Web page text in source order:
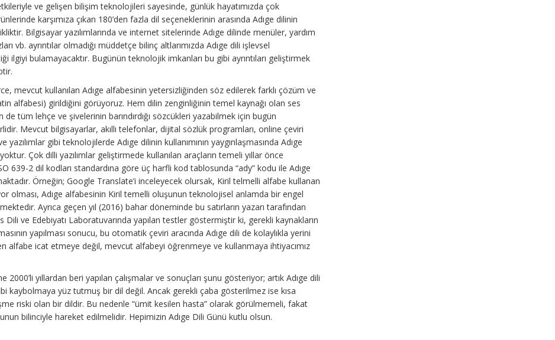
ve gelişen bilişim teknolojileri sayesinde, günlük hayatımızda çok
karşımıza çıkan 180’den fazla dil seçeneklerinin arasında Adıge dilinin
Bilgisayar yazılımlarında ve internet sitelerinde Adıge dilinde menüler, yardım
vb. ayrıntılar olmadığı müddetçe bilinç altlarımızda Adıge dili işlevsel
ilgiyi bulamayacaktır. Bugünün teknolojik imkanları bu gibi ayrıntıları geliştirmek
mevcut kullanılan Adıge alfabesinin yetersizliğinden söz edilerek farklı çözüm ve
alfabesi) girildiğini görüyoruz. Hem dilin zenginliğinin temel kaynağı olan ses
tüm lehçe ve şivelerinin barındırdığı sözcükleri yazabilmek için bugün
Mevcut bilgisayarlar, akıllı telefonlar, dijital sözlük programları, online çeviri
yazılımlar gibi teknolojilerde Adıge dilinin kullanımının yaygınlaşmasında Adıge
Çok dilli yazılımlar geliştirmede kullanılan araçların temeli yıllar önce
639-2 dil kodları standardına göre üç harfli kod tablosunda “ady” kodu ile Adıge
Örneğin; Google Translate’i inceleyecek olursak, Kiril telmelli alfabe kullanan
olması, Adıge alfabesinin Kiril temelli oluşunun teknolojisel anlamda bir engel
Ayrıca geçen yıl (2016) bahar döneminde bu satırların yazarı tarafından
Dili ve Edebiyatı Laboratuvarında yapılan testler göstermiştir ki, gerekli kaynakların
yapılması sonucu, bu otomatik çeviri aracında Adıge dili de kolaylıkla yerini
alfabe icat etmeye değil, mevcut alfabeyi öğrenmeye ve kullanmaya ihtiyacımız
2000’li yıllardan beri yapılan çalışmalar ve sonuçları şunu gösteriyor; artık Adıge dili
kaybolmaya yüz tutmuş bir dil değil. Ancak gerekli çaba gösterilmez ise kısa
riski olan bir dildir. Bu nedenle “ümit kesilen hasta” olarak görülmemeli, fakat
bilinciyle hareket edilmelidir. Hepimizin Adıge Dili Günü kutlu olsun.